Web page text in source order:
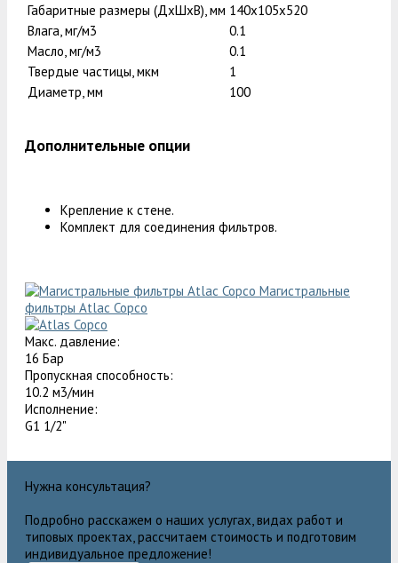
Габаритные размеры (ДxШxВ), мм 140x105x520
Влага, мг/м3
0.1
Масло, мг/м3
0.1
Твердые частицы, мкм
1
Диаметр, мм
100
Дополнительные опции
Крепление к стене.
Комплект для соединения фильтров.
Магистральные
фильтры Atlac Copco
Макс. давление:
16 Бар
Пропускная способность:
10.2 м3/мин
Исполнение:
G1 1/2"
Нужна консультация?
Подробно расскажем о наших услугах, видах работ и
типовых проектах, рассчитаем стоимость и подготовим
индивидуальное предложение!